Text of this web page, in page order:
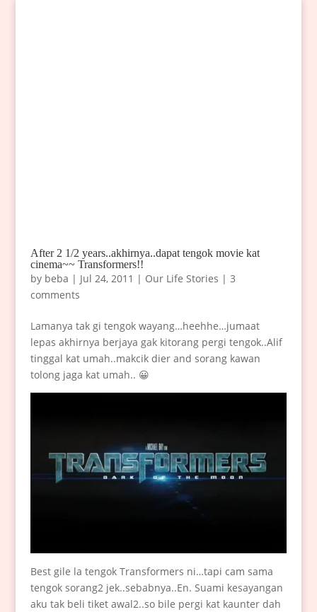
After 2 1/2 years..akhirnya..dapat tengok movie kat
cinema~~ Transformers!!
by beba | Jul 24, 2011 | Our Life Stories | 3
comments
Lamanya tak gi tengok wayang…heehhe…jumaat
lepas akhirnya berjaya gak kitorang pergi tengok..Alif
tinggal kat umah..makcik dier and sorang kawan
tolong jaga kat umah.. 😀
Best gile la tengok Transformers ni…tapi cam sama
tengok sorang2 jek..sebabnya..En. Suami kesayangan
aku tak beli tiket awal2..so bile pergi kat kaunter dah